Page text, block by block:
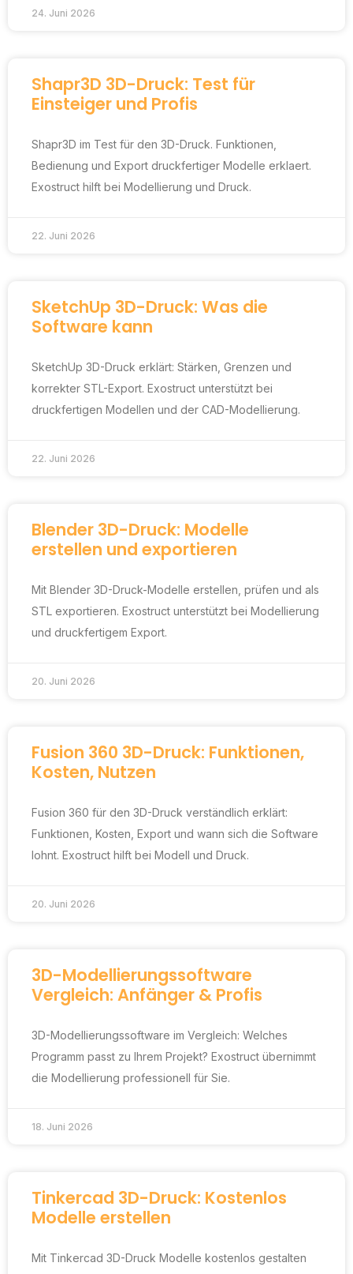
24. Juni 2026
Shapr3D 3D-Druck: Test für
Einsteiger und Profis
Shapr3D im Test für den 3D-Druck. Funktionen,
Bedienung und Export druckfertiger Modelle erklaert.
Exostruct hilft bei Modellierung und Druck.
22. Juni 2026
SketchUp 3D-Druck: Was die
Software kann
SketchUp 3D-Druck erklärt: Stärken, Grenzen und
korrekter STL-Export. Exostruct unterstützt bei
druckfertigen Modellen und der CAD-Modellierung.
22. Juni 2026
Blender 3D-Druck: Modelle
erstellen und exportieren
Mit Blender 3D-Druck-Modelle erstellen, prüfen und als
STL exportieren. Exostruct unterstützt bei Modellierung
und druckfertigem Export.
20. Juni 2026
Fusion 360 3D-Druck: Funktionen,
Kosten, Nutzen
Fusion 360 für den 3D-Druck verständlich erklärt:
Funktionen, Kosten, Export und wann sich die Software
lohnt. Exostruct hilft bei Modell und Druck.
20. Juni 2026
3D-Modellierungssoftware
Vergleich: Anfänger & Profis
3D-Modellierungssoftware im Vergleich: Welches
Programm passt zu Ihrem Projekt? Exostruct übernimmt
die Modellierung professionell für Sie.
18. Juni 2026
Tinkercad 3D-Druck: Kostenlos
Modelle erstellen
Mit Tinkercad 3D-Druck Modelle kostenlos gestalten